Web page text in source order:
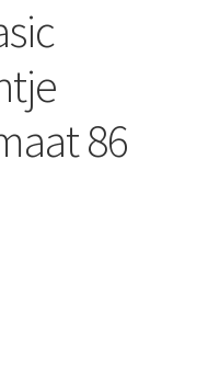
86